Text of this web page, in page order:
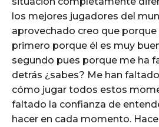
los mejores jugadores del
aprovechado creo que
primero porque él es muy
segundo pues porque me ha
detrás ¿sabes? Me han
cómo jugar todos estos
faltado la confianza de
hacer en cada momento.